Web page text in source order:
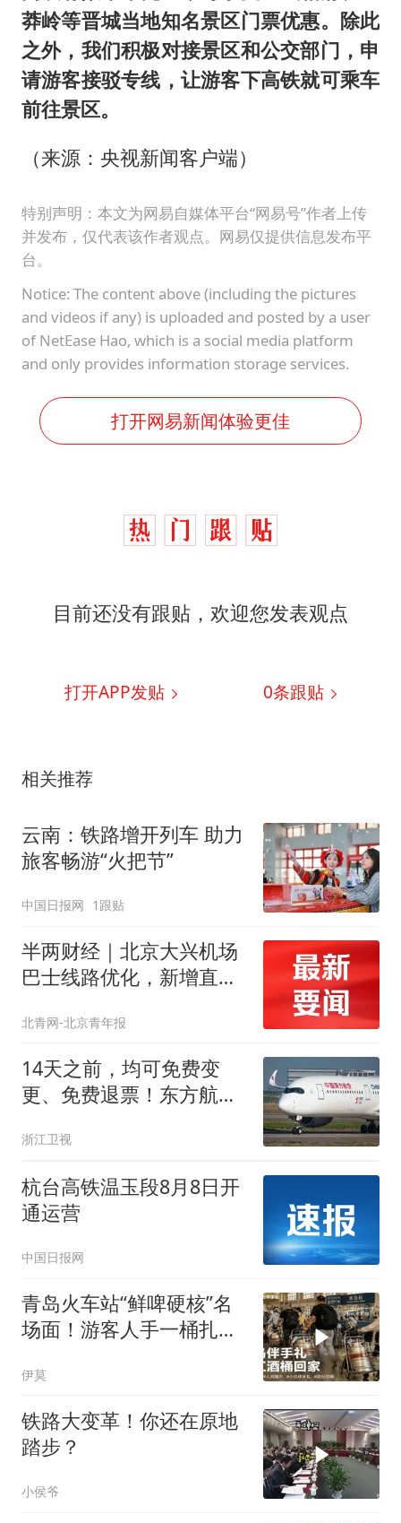
莽岭等晋城当地知名景区门票优惠。除此
之外，我们积极对接景区和公交部门，申
请游客接驳专线，让游客下高铁就可乘车
前往景区。
（来源：央视新闻客户端）
特别声明：本文为网易自媒体平台“网易号”作者上传
并发布，仅代表该作者观点。网易仅提供信息发布平
台。
Notice: The content above (including the pictures
and videos if any) is uploaded and posted by a user
of NetEase Hao, which is a social media platform
and only provides information storage services.
打开网易新闻体验更佳
目前还没有跟贴，欢迎您发表观点
打开APP发贴 0条跟贴
相关推荐
云南：铁路增开列车 助力
旅客畅游“火把节”
中国日报网 1跟贴
半两财经｜北京大兴机场
巴士线路优化，新增直达
北青网-北京青年报
14天之前，均可免费变
更、免费退票！东方航空
浙江卫视
杭台高铁温玉段8月8日开
通运营
中国日报网
青岛火车站“鲜啤硬核”名
场面！游客人手一桶扎啤
伊莫
铁路大变革！你还在原地
踏步？
小侯爷